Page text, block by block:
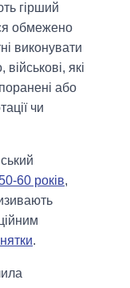
гірший
обмежено
виконувати
які
або
чи
60 років,
.